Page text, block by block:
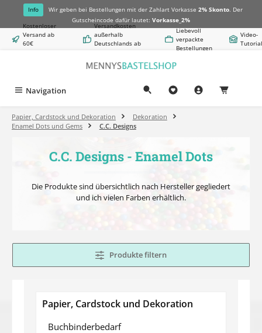
springen
Info Wir geben bei Bestellungen mit der Zahlart Vorkasse 2% Skonto. Der
Gutscheincode dafür lautet: Vorkasse_2%
Kostenloser
Versand ab
60€
Versandkosten
außerhalb
Deutschlands ab
Liebevoll
verpackte
Bestellungen
Video-
Navigation
Papier, Cardstock und Dekoration
Dekoration
Enamel Dots und Gems
C.C. Designs
C.C. Designs - Enamel Dots
Die Produkte sind übersichtlich nach Hersteller gegliedert
und ich vielen Farben erhältlich.
Produkte filtern
Papier, Cardstock und Dekoration
Buchbinderbedarf